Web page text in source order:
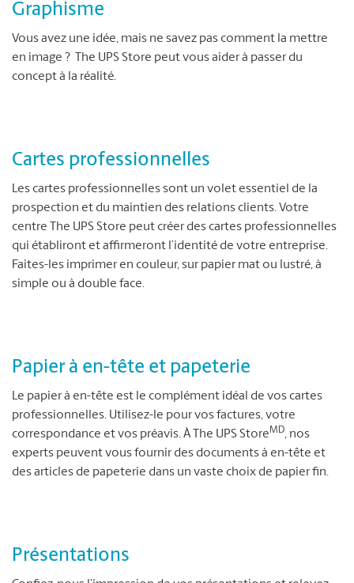
Graphisme
Vous avez une idée, mais ne savez pas comment la mettre
en image ? The UPS Store peut vous aider à passer du
concept à la réalité.
Cartes professionnelles
Les cartes professionnelles sont un volet essentiel de la
prospection et du maintien des relations clients. Votre
centre The UPS Store peut créer des cartes professionnelles
qui établiront et affirmeront l’identité de votre entreprise.
Faites-les imprimer en couleur, sur papier mat ou lustré, à
simple ou à double face.
Papier à en-tête et papeterie
Le papier à en-tête est le complément idéal de vos cartes
professionnelles. Utilisez-le pour vos factures, votre
correspondance et vos préavis. À The UPS StoreMD, nos
experts peuvent vous fournir des documents à en-tête et
des articles de papeterie dans un vaste choix de papier fin.
Présentations